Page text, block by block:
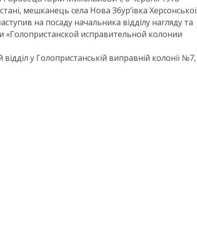
мешканець села Нова Збурʼївка Херсонської
на посаду начальника відділу нагляду та
«Голопристанской исправительной колонии
у Голопристанській виправній колонії №7,